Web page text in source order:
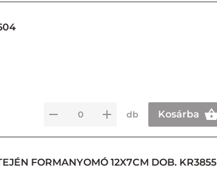
db Kosárba
FORMANYOMÓ 12X7CM DOB. KR3855